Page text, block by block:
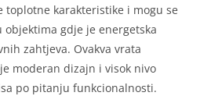
toplotne karakteristike i mogu se
gdje je energetska
zahtjeva. Ovakva vrata
moderan dizajn i visok nivo
po pitanju funkcionalnosti.